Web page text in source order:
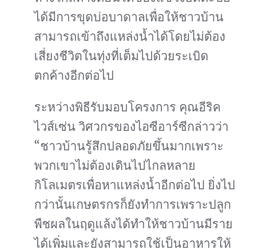
ได้มีการขุดบ่อบาดาลเพื่อให้ชาวบ้าน
สามารถเข้าถึงแหล่งน้ำได้โดยไม่ต้อง
เสี่ยงชีวิตในทุ่งที่เต็มไปด้วยระเบิด
ตกค้างอีกต่อไป
ระหว่างพิธีรับมอบโครงการ คุณอีริค
ไวส์เซ่น วิศวกรของไอซีอาร์ซีกล่าวว่า
“ชาวบ้านรู้สึกปลอดภัยขึ้นมากเพราะ
พวกเขาไม่ต้องเดินไปไกลหลาย
กิโลเมตรเพื่อหาแหล่งน้ำอีกต่อไป ยิ่งไป
กว่านั้นเกษตรกรก็ยังทำการเพราะปลูก
พืชผลในฤดูแล้งได้ทำให้ชาวบ้านมีราย
ได้เพิ่มและยังสามารถใช้เป็นอาหารให้